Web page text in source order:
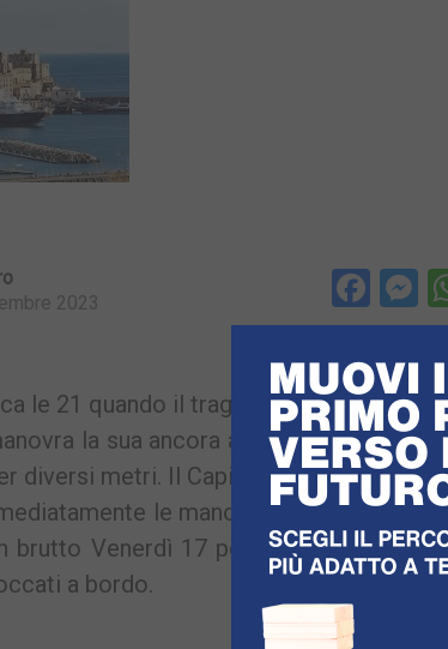
2023
le 21 quando il traghetto “Maria
la sua ancora aggancia quella
diversi metri. Il Capitano della Buono
le manovre per il
brutto Venerdì 17 per la Medmar e
a bordo.